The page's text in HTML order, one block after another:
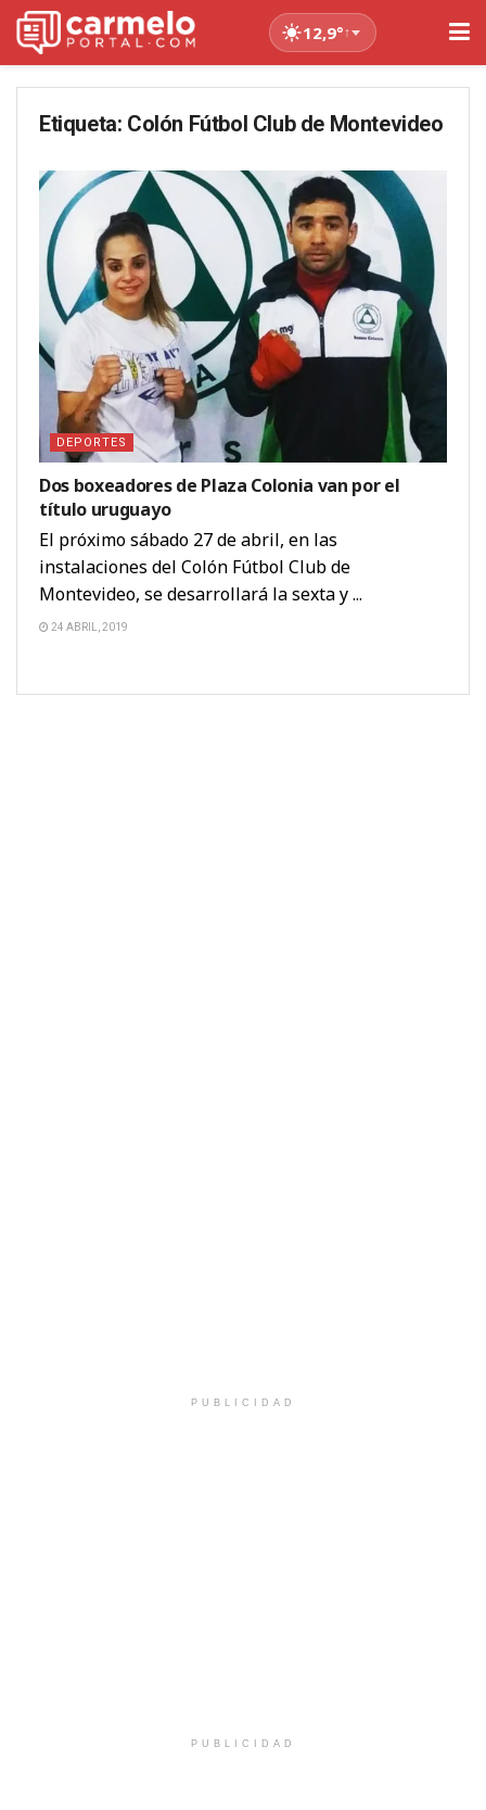
12,9°↑
Etiqueta: Colón Fútbol Club de Montevideo
DEPORTES
Dos boxeadores de Plaza Colonia van por el
título uruguayo
El próximo sábado 27 de abril, en las
instalaciones del Colón Fútbol Club de
Montevideo, se desarrollará la sexta y ...
24 ABRIL, 2019
PUBLICIDAD
PUBLICIDAD